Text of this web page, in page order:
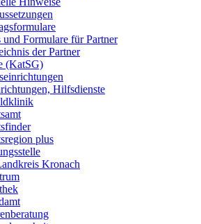
und Formulare für Partner
der Partner
(KatSG)
Hilfsdienste
plus
Kronach